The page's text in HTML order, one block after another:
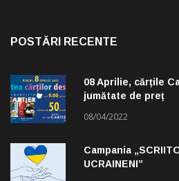
POSTĂRI RECENTE
08 Aprilie, cărțile
jumătate de preț
08/04/2022
Campania
UCRAINENI”